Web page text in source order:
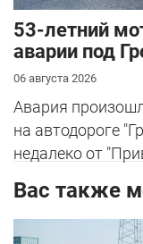
53-летний
аварии под
06 августа 2026
Авария
на автодороге
недалеко от
Вас также